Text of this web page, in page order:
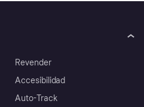
Revender
Accesibilidad
Auto-Track